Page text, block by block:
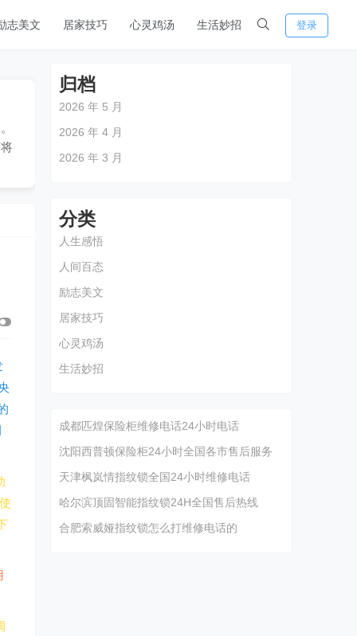
志美文 居家技巧 心灵鸡汤 生活妙招 登录
归档
2026 年 5 月
2026 年 4 月
2026 年 3 月
分类
人生感悟
人间百态
励志美文
居家技巧
心灵鸡汤
生活妙招
成都匹煌保险柜维修电话24小时电话
沈阳西普顿保险柜24小时全国各市售后服务
天津枫岚情指纹锁全国24小时维修电话
哈尔滨顶固智能指纹锁24H全国售后热线
合肥索威娅指纹锁怎么打维修电话的